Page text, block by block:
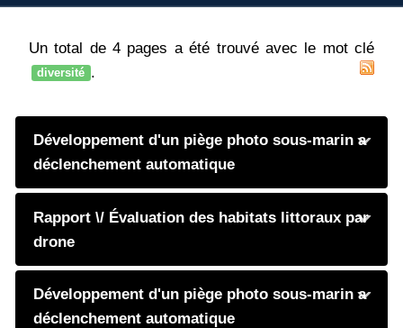
Un total de 4 pages a été trouvé avec le mot clé
diversité .
Développement d'un piège photo sous-marin a
déclenchement automatique
Rapport \/ Évaluation des habitats littoraux par
drone
Développement d'un piège photo sous-marin a
déclenchement automatique